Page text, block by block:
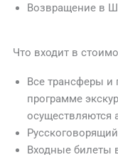
Возвращение в
Что входит в
Все трансферы и
программе
осуществляются
Входные билеты